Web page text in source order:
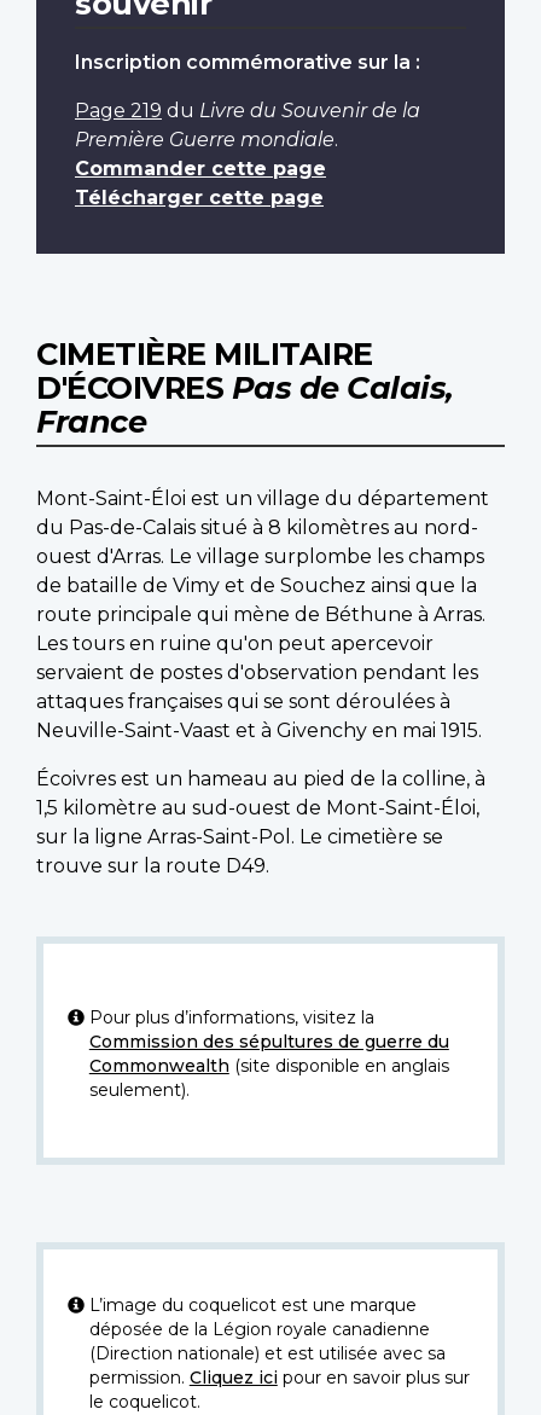
Inscription commémorative sur la :
Page 219 du Livre du Souvenir de la
Première Guerre mondiale.
Commander cette page
Télécharger cette page
CIMETIÈRE MILITAIRE
D'ÉCOIVRES Pas de Calais,
France
Mont-Saint-Éloi est un village du département
du Pas-de-Calais situé à 8 kilomètres au nord-
ouest d'Arras. Le village surplombe les champs
de bataille de Vimy et de Souchez ainsi que la
route principale qui mène de Béthune à Arras.
Les tours en ruine qu'on peut apercevoir
servaient de postes d'observation pendant les
attaques françaises qui se sont déroulées à
Neuville-Saint-Vaast et à Givenchy en mai 1915.
Écoivres est un hameau au pied de la colline, à
1,5 kilomètre au sud-ouest de Mont-Saint-Éloi,
sur la ligne Arras-Saint-Pol. Le cimetière se
trouve sur la route D49.
Pour plus d’informations, visitez la
Commission des sépultures de guerre du
Commonwealth (site disponible en anglais
seulement).
L’image du coquelicot est une marque
déposée de la Légion royale canadienne
(Direction nationale) et est utilisée avec sa
permission. Cliquez icipour en savoir plus sur
le coquelicot.